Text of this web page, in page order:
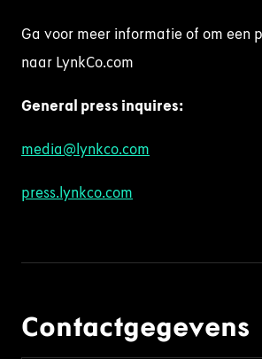
Ga voor meer informatie of om een
naar LynkCo.com
General press inquires:
media@lynkco.com
press.lynkco.com
Contactgegevens